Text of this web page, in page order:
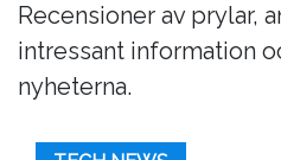
Recensioner av prylar,
intressant information
nyheterna.